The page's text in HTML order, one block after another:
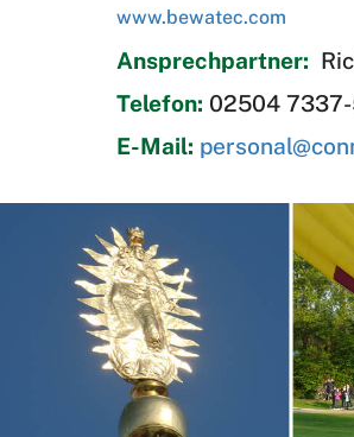
www.bewatec.com
Ansprechpartner:
Telefon: 02504 7337-
E-Mail: